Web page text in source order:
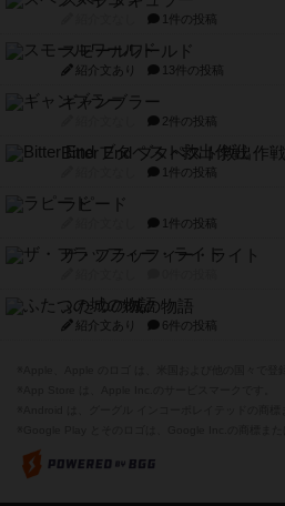
1件の投稿
スモールワールド
紹介文あり 13件の投稿
ギャンブラー
2件の投稿
Bitter End ブタペスト救出作戦
1件の投稿
ラピード
1件の投稿
ザ・フラッフィー・ライト
ふたつの城の物語
紹介文あり 6件の投稿